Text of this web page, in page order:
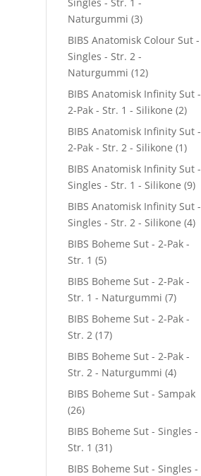
Naturgummi (3)
BIBS Anatomisk Colour Sut -
Singles - Str. 2 -
Naturgummi (12)
BIBS Anatomisk Infinity Sut -
2-Pak - Str. 1 - Silikone (2)
BIBS Anatomisk Infinity Sut -
2-Pak - Str. 2 - Silikone (1)
BIBS Anatomisk Infinity Sut -
Singles - Str. 1 - Silikone (9)
BIBS Anatomisk Infinity Sut -
Singles - Str. 2 - Silikone (4)
BIBS Boheme Sut - 2-Pak -
Str. 1 (5)
BIBS Boheme Sut - 2-Pak -
Str. 1 - Naturgummi (7)
BIBS Boheme Sut - 2-Pak -
Str. 2 (17)
BIBS Boheme Sut - 2-Pak -
Str. 2 - Naturgummi (4)
BIBS Boheme Sut - Sampak
(26)
BIBS Boheme Sut - Singles -
Str. 1 (31)
BIBS Boheme Sut - Singles -